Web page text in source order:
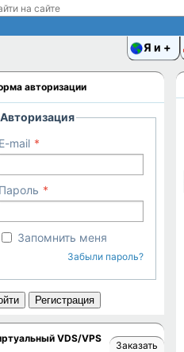
Я и
авторизации
Авторизация
E-mail
Пароль
Запомнить меня
Забыли пароль?
Регистрация
VDS/VPS
Заказать